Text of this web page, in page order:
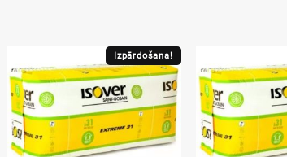
Izpārdošana!